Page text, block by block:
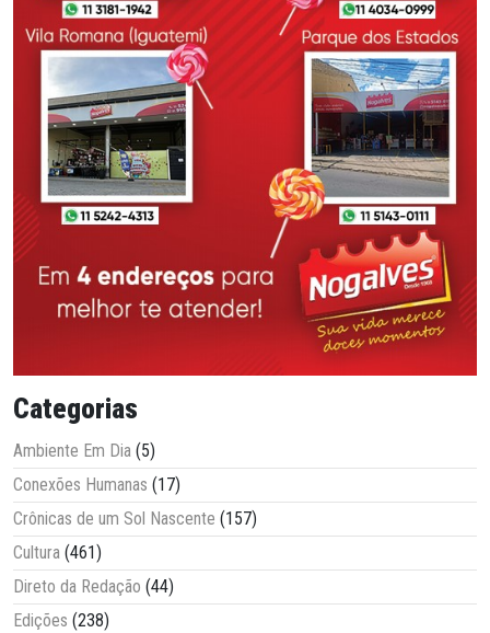
Categorias
Ambiente Em Dia (5)
Conexões Humanas (17)
Crônicas de um Sol Nascente (157)
Cultura (461)
Direto da Redação (44)
Edições (238)